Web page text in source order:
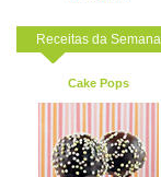
Receitas da Semana
Cake Pops